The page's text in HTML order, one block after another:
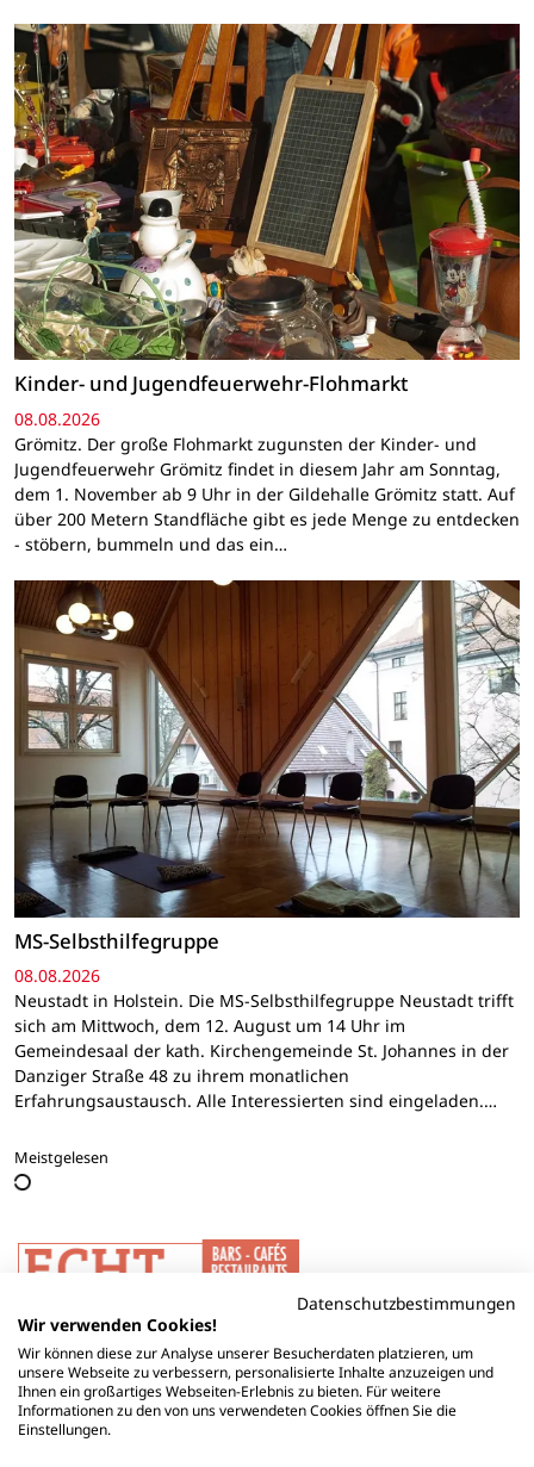
Kinder- und Jugendfeuerwehr-Flohmarkt
08.08.2026
Grömitz. Der große Flohmarkt zugunsten der Kinder- und
Jugendfeuerwehr Grömitz findet in diesem Jahr am Sonntag,
dem 1. November ab 9 Uhr in der Gildehalle Grömitz statt. Auf
über 200 Metern Standfläche gibt es jede Menge zu entdecken
- stöbern, bummeln und das ein…
MS-Selbsthilfegruppe
08.08.2026
Neustadt in Holstein. Die MS-Selbsthilfegruppe Neustadt trifft
sich am Mittwoch, dem 12. August um 14 Uhr im
Gemeindesaal der kath. Kirchengemeinde St. Johannes in der
Danziger Straße 48 zu ihrem monatlichen
Erfahrungsaustausch. Alle Interessierten sind eingeladen.…
Meistgelesen
Datenschutzbestimmungen
Wir verwenden Cookies!
Wir können diese zur Analyse unserer Besucherdaten platzieren, um
unsere Webseite zu verbessern, personalisierte Inhalte anzuzeigen und
Ihnen ein großartiges Webseiten-Erlebnis zu bieten. Für weitere
Informationen zu den von uns verwendeten Cookies öffnen Sie die
Einstellungen.